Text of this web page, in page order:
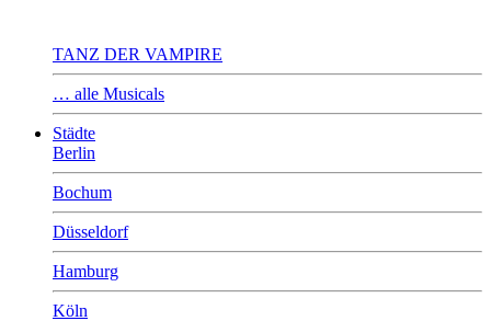
TANZ DER VAMPIRE
… alle Musicals
Städte
Berlin
Bochum
Düsseldorf
Hamburg
Köln